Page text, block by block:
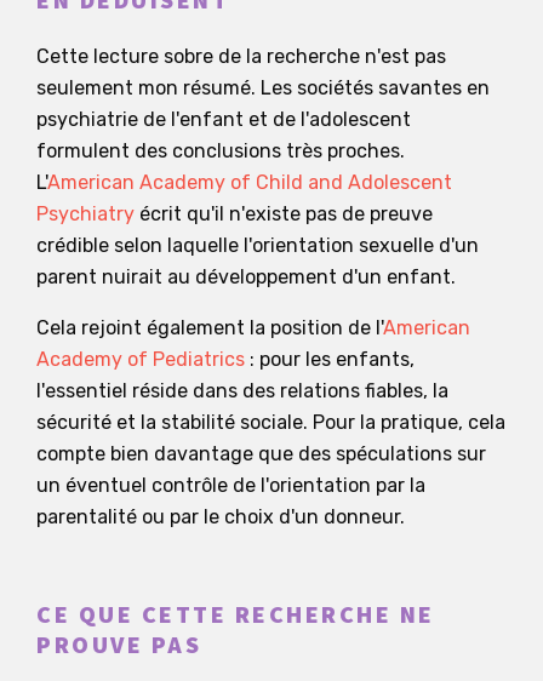
Cette lecture sobre de la recherche n'est pas
seulement mon résumé. Les sociétés savantes en
psychiatrie de l'enfant et de l'adolescent
formulent des conclusions très proches.
L'American Academy of Child and Adolescent
Psychiatry écrit qu'il n'existe pas de preuve
crédible selon laquelle l'orientation sexuelle d'un
parent nuirait au développement d'un enfant.
Cela rejoint également la position de l'American
Academy of Pediatrics : pour les enfants,
l'essentiel réside dans des relations fiables, la
sécurité et la stabilité sociale. Pour la pratique, cela
compte bien davantage que des spéculations sur
un éventuel contrôle de l'orientation par la
parentalité ou par le choix d'un donneur.
CE QUE CETTE RECHERCHE NE
PROUVE PAS